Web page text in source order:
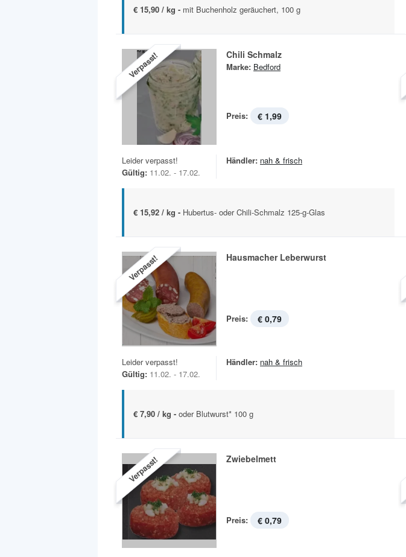
€ 15,90 / kg - mit Buchenholz geräuchert, 100 g
Verpasst! Chili Schmalz
Marke: Bedford
Preis: € 1,99
Leider verpasst!
Gültig: 11.02. - 17.02.
Händler: nah & frisch
€ 15,92 / kg - Hubertus- oder Chili-Schmalz 125-g-Glas
Verpasst! Hausmacher Leberwurst
Preis: € 0,79
Leider verpasst!
Gültig: 11.02. - 17.02.
Händler: nah & frisch
€ 7,90 / kg - oder Blutwurst* 100 g
Verpasst! Zwiebelmett
Preis: € 0,79